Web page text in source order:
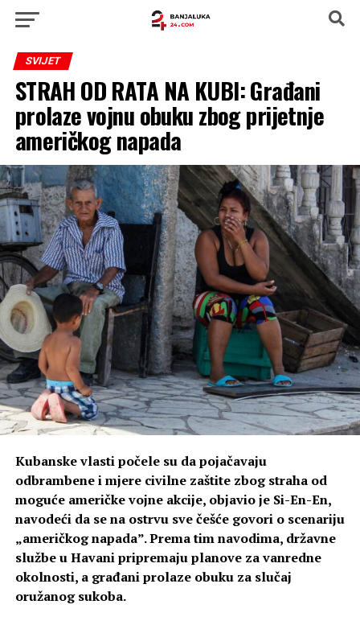
SVIJET
STRAH OD RATA NA KUBI: Građani
prolaze vojnu obuku zbog prijetnje
američkog napada
Kubanske vlasti počele su da pojačavaju
odbrambene i mjere civilne zaštite zbog straha od
moguće američke vojne akcije, objavio je Si-En-En,
navodeći da se na ostrvu sve češće govori o scenariju
„američkog napada”. Prema tim navodima, državne
službe u Havani pripremaju planove za vanredne
okolnosti, a građani prolaze obuku za slučaj
oružanog sukoba.